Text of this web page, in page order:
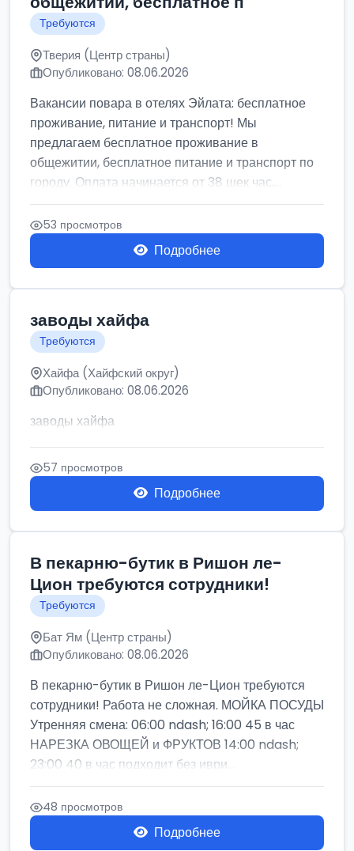
Требуются
Тверия (Центр страны)
Опубликовано: 08.06.2026
Вакансии повара в отелях Эйлата: бесплатное
проживание, питание и транспорт! Мы
предлагаем бесплатное проживание в
общежитии, бесплатное питание и транспорт по
городу. Оплата начинается от 38 шек час,...
53 просмотров
Подробнее
заводы хайфа
Требуются
Хайфа (Хайфский округ)
Опубликовано: 08.06.2026
заводы хайфа
57 просмотров
Подробнее
В пекарню-бутик в Ришон ле-
Цион требуются сотрудники!
Требуются
Бат Ям (Центр страны)
Опубликовано: 08.06.2026
В пекарню-бутик в Ришон ле-Цион требуются
сотрудники! Работа не сложная. МОЙКА ПОСУДЫ
Утренняя смена: 06:00 ndash; 16:00 45 в час
НАРЕЗКА ОВОЩЕЙ и ФРУКТОВ 14:00 ndash;
23:00 40 в час подходит без иври...
48 просмотров
Подробнее